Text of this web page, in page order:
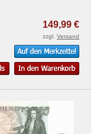
149,99 €
zzgl. Versand